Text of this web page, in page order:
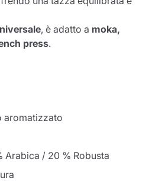
, è adatto a moka,
press.
aromatizzato
Arabica / 20 % Robusta